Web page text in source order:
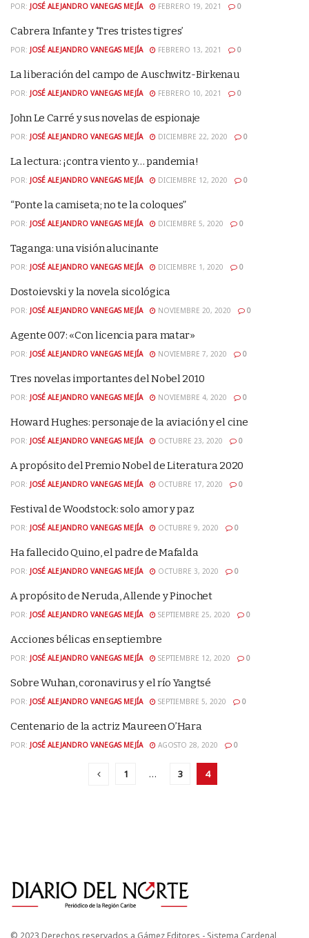
POR: JOSÉ ALEJANDRO VANEGAS MEJÍA FEBRERO 19, 2021 0
Cabrera Infante y ‘Tres tristes tigres’
POR: JOSÉ ALEJANDRO VANEGAS MEJÍA FEBRERO 13, 2021 0
La liberación del campo de Auschwitz-Birkenau
POR: JOSÉ ALEJANDRO VANEGAS MEJÍA FEBRERO 10, 2021 0
John Le Carré y sus novelas de espionaje
POR: JOSÉ ALEJANDRO VANEGAS MEJÍA DICIEMBRE 22, 2020 0
La lectura: ¡contra viento y… pandemia!
POR: JOSÉ ALEJANDRO VANEGAS MEJÍA DICIEMBRE 12, 2020 0
“Ponte la camiseta; no te la coloques”
POR: JOSÉ ALEJANDRO VANEGAS MEJÍA DICIEMBRE 5, 2020 0
Taganga: una visión alucinante
POR: JOSÉ ALEJANDRO VANEGAS MEJÍA DICIEMBRE 1, 2020 0
Dostoievski y la novela sicológica
POR: JOSÉ ALEJANDRO VANEGAS MEJÍA NOVIEMBRE 20, 2020 0
Agente 007: «Con licencia para matar»
POR: JOSÉ ALEJANDRO VANEGAS MEJÍA NOVIEMBRE 7, 2020 0
Tres novelas importantes del Nobel 2010
POR: JOSÉ ALEJANDRO VANEGAS MEJÍA NOVIEMBRE 4, 2020 0
Howard Hughes: personaje de la aviación y el cine
POR: JOSÉ ALEJANDRO VANEGAS MEJÍA OCTUBRE 23, 2020 0
A propósito del Premio Nobel de Literatura 2020
POR: JOSÉ ALEJANDRO VANEGAS MEJÍA OCTUBRE 17, 2020 0
Festival de Woodstock: solo amor y paz
POR: JOSÉ ALEJANDRO VANEGAS MEJÍA OCTUBRE 9, 2020 0
Ha fallecido Quino, el padre de Mafalda
POR: JOSÉ ALEJANDRO VANEGAS MEJÍA OCTUBRE 3, 2020 0
A propósito de Neruda, Allende y Pinochet
POR: JOSÉ ALEJANDRO VANEGAS MEJÍA SEPTIEMBRE 25, 2020 0
Acciones bélicas en septiembre
POR: JOSÉ ALEJANDRO VANEGAS MEJÍA SEPTIEMBRE 12, 2020 0
Sobre Wuhan, coronavirus y el río Yangtsé
POR: JOSÉ ALEJANDRO VANEGAS MEJÍA SEPTIEMBRE 5, 2020 0
Centenario de la actriz Maureen O’Hara
POR: JOSÉ ALEJANDRO VANEGAS MEJÍA AGOSTO 28, 2020 0
1 … 3 4
© 2023 Derechos reservados a Gámez Editores - Sistema Cardenal